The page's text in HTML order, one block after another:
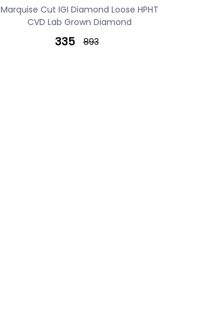
Marquise Cut IGI Diamond Loose HPHT
CVD Lab Grown Diamond
335 893